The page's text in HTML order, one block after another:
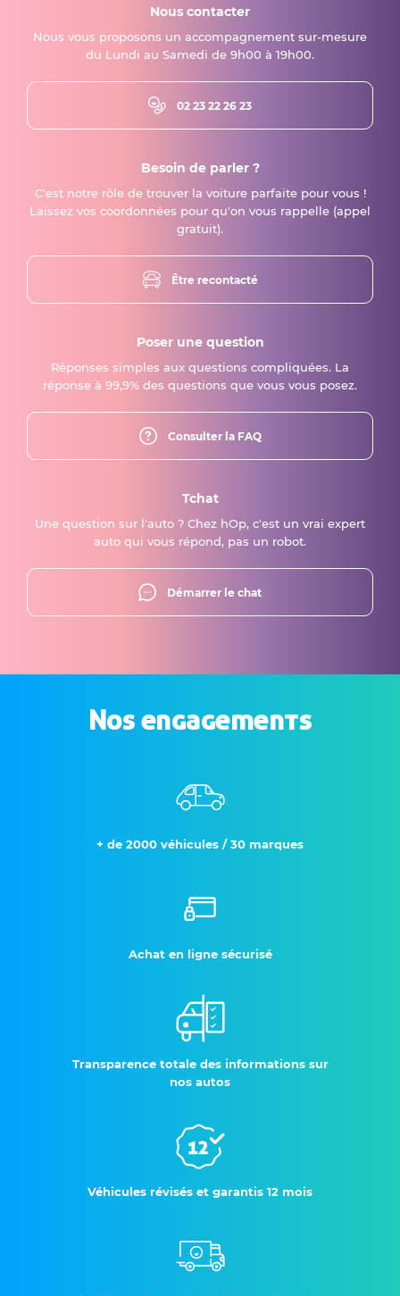
Nous contacter
Nous vous proposons un accompagnement sur-mesure
du Lundi au Samedi de 9h00 à 19h00.
02 23 22 26 23
Besoin de parler ?
C'est notre rôle de trouver la voiture parfaite pour vous !
Laissez vos coordonnées pour qu'on vous rappelle (appel
gratuit).
Être recontacté
Poser une question
Réponses simples aux questions compliquées. La
réponse à 99,9% des questions que vous vous posez.
Consulter la FAQ
Tchat
Une question sur l'auto ? Chez hOp, c'est un vrai expert
auto qui vous répond, pas un robot.
Démarrer le chat
Nos engagements
+ de 2000 véhicules / 30 marques
Achat en ligne sécurisé
Transparence totale des informations sur
nos autos
Véhicules révisés et garantis 12 mois